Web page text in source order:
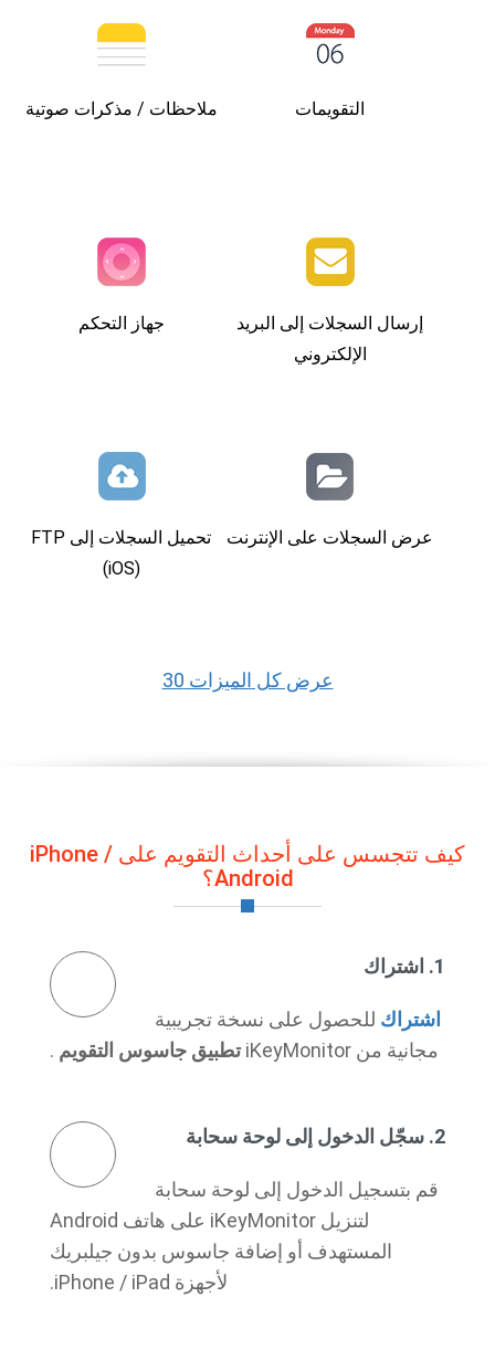
ملاحظات / مذكرات صوتية التقويمات
جهاز التحكم
إرسال السجلات إلى البريد
الإلكتروني
تحميل السجلات إلى FTP
(iOS)
عرض السجلات على الإنترنت
عرض كل الميزات 30
كيف تتجسس على أحداث التقويم على iPhone /
Android؟
1. اشتراك
اشتراك للحصول على نسخة تجريبية
مجانية من iKeyMonitor
تطبيق جاسوس التقويم .
2. سجّل الدخول إلى لوحة سحابة
قم بتسجيل الدخول إلى لوحة سحابة
لتنزيل iKeyMonitor على هاتف Android
المستهدف أو إضافة جاسوس بدون جيلبريك
لأجهزة iPhone / iPad.